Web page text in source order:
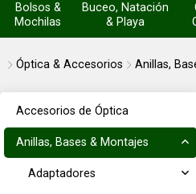
Bolsos &
Mochilas
Buceo, Natación
& Playa
Óptica & Accesorios Anillas,
Accesorios de Óptica
Anillas, Bases & Montajes
Adaptadores